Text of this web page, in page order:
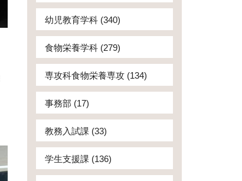
幼児教育学科 (340)
食物栄養学科 (279)
専攻科食物栄養専攻 (134)
事務部 (17)
教務入試課 (33)
学生支援課 (136)